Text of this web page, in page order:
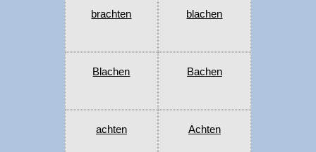
brachten blachen
Blachen Bachen
achten Achten